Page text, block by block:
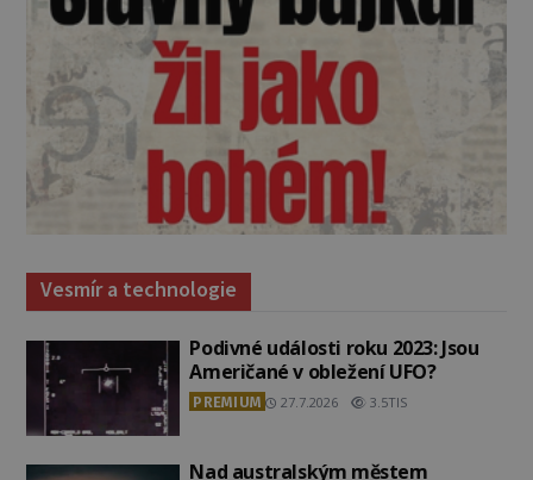
Vesmír a technologie
Podivné události roku 2023: Jsou
Američané v obležení UFO?
PREMIUM 27.7.2026 3.5TIS
Nad australským městem